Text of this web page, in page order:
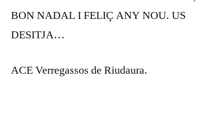
BON NADAL I FELIÇ ANY NOU. US
DESITJA…
ACE Verregassos de Riudaura.